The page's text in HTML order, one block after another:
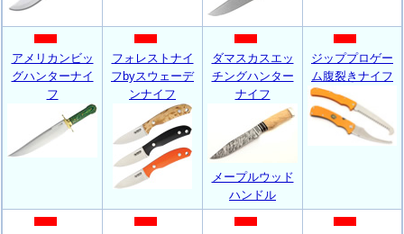
アメリカンビッ
グハンターナイ
フ
フォレストナイ
フbyスウェーデ
ンナイフ
ダマスカスエッ
チングハンター
ナイフ
メープルウッド
ハンドル
ジッププロゲー
ム腹裂きナイフ